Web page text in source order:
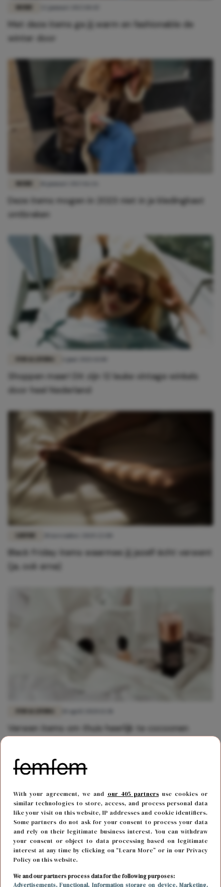
With your agreement, we and our 405 partnersuse cookies or
similar technologies to store, access, and process personal data
like your visit on this website, IP addresses and cookie identifiers.
Some partners do not ask for your consent to process your data
and rely on their legitimate business interest. You can withdraw
your consent or object to data processing based on legitimate
interest at any time by clicking on “Learn More” or in our Privacy
Policy on this website.
We and our partners process data for the following purposes:
Advertisements, Functional, Information storage on device, Marketing,
Met deze items ga jij warm en fashionable de
winter door
Deze items mogen in 2023 niet in je kledingkast
ontbreken
Shoppen maar! Dit zijn 12 leuke vintage winkels
door heel Nederland
Black Friday items waarmee jij jezelf écht verwent
(ja, ook erna)
Verwen items om thuis heerlijk te cocoonen